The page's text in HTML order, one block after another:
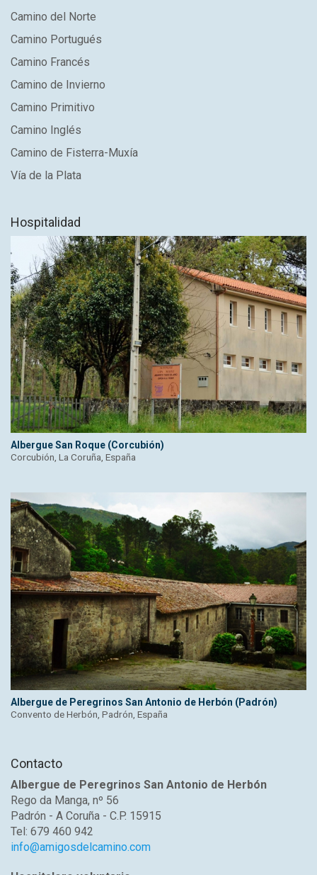
Camino del Norte
Camino Portugués
Camino Francés
Camino de Invierno
Camino Primitivo
Camino Inglés
Camino de Fisterra-Muxía
Vía de la Plata
Hospitalidad
Albergue San Roque (Corcubión)
Corcubión, La Coruña, España
Albergue de Peregrinos San Antonio de Herbón (Padrón)
Convento de Herbón, Padrón, España
Contacto
Albergue de Peregrinos San Antonio de Herbón
Rego da Manga, nº 56
Padrón - A Coruña - C.P. 15915
Tel: 679 460 942
info@amigosdelcamino.com